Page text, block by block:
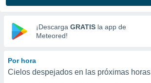
las
y
digital
basada
¡Descarga GRATIS la app de
Meteored!
Por hora
Cielos despejados en las próximas horas